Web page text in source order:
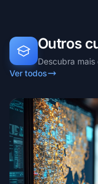
Outros
Descubra mais
Ver todos